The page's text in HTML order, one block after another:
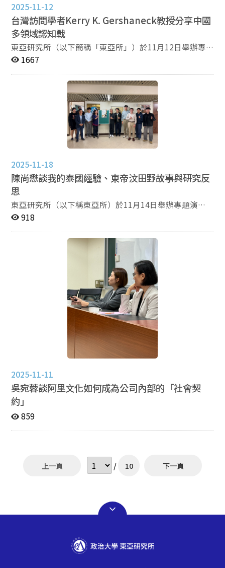
烈，參與的聽眾對於多元主義與關係性的知識架構抱持濃
厚興趣，未來東亞所會辦理更多類似講座活動，歡迎大家
踴躍報名參加。
稿的建議上，朱安之老師建議從撰寫語言思考，根據不同
的受眾，撰寫不同的文章目標；另外，在做研究的同時，
建議可以找尋相同興趣的研究者，透過加入研究社群並且
以3分鐘的自我研究介紹，幫助自己拓展人脈，也可以更
快找到有同樣研究興趣的人或者內容。演講過程當中，朱
安之老師介紹了「How to Write a Thesis」這本書，藉由
書本內容安排的時間，訓練自己在短時間組織研究內容，
有助於聚焦研究課題。 最後提問時間，聽眾詢問香港
有愈來愈多中國移民，他們進入香港基督教會之後，是否
會沖淡香港基督教會的色彩？朱安之老師回應，基督教在
香港有很多機構，也會有不同的語言溝通，而教會本身是
基督教的構成藍圖，不一定每個人每週會花時間聚會。另
有聽眾問起當博士生在入學多年後難以找回初心，是否能
況，懂得止損。如果沒有要繼續攻讀了、外面有好的工作
機會，衡量後止損也是一種方法。 本次演講過程非常
精彩，東亞所也將持續舉辦類似主題的專題講座，歡迎師
生密切關注東亞所公告的演講資訊。
代的「求富」；以及2000年至2023年的「求霸」。第一
階段的「求存」，是中國以各種理由拔除宗教的手段，對
內實施鎮壓，對外透過外交，藉由佛教作為媒介，謀取在
國際上被接納與認可，其中西藏的歸屬定位也急需在此階
段達成，以突破被國際孤立的態勢。 第二階段是「求
富」，從1980年代開始，劉宇光老師解釋在1980年代中
國群眾對佛教是陌生的（經歷了1964年以來的文革破
壞），從經濟的亂搞一通到改革開放，吸引發達國家投資
技術給改革開放後的中國，這些發達國家指的是日本、香
港等地。同時，也經由接觸日本佛教的偏右翼親台群體，
灌輸日本在二戰犯過的錯事並給予原諒，讓他們感到愧
疚。此外，中國在1980年代為打造中日韓的黃金紐帶，
同時藏權不穩的情況之下，中國要在東亞成為老大勢必得
過一帶一路與珍珠鍊計畫完成其外交霸權的目標。劉宇光
老師特別指出，中國藉由珍珠鍊計畫，將印度周邊的國家
吸納為親中的傾向，包含巴基斯坦、緬甸、斯里蘭卡等周
遭國家。此外，劉宇光老師也提出中國是佛教的「大
國」、「強國」與「新祖國」。所謂的大國是指中國的人
口基數大，屬於人口大國；強國是在藏傳佛教（達賴喇媽
影響力衰退）、上座部佛教（提升雲南上座部佛教的地
位）的部分具有影響力；新祖國是指中國才是佛教的新祖
國概念，印度已經是舊祖國了，因為印度已經沒有佛教。
間信仰跟道教方面有無更多的手段。劉宇光老師解釋，中
國統戰部在針對台灣道教的統戰方面遇到困難，因為台灣
的道教組織過於分散。因此，中國理解到建立系統的重要
性，邀請這些道士來訪，為他們設立祭壇，讓他們回去台
灣之後分享，藉此培養一個道教群體的聯盟。 本次演
講過程非常精彩，東亞所也將持續舉辦類似主題的專題講
座，歡迎師生密切關注東亞所公告的演講資訊。
2025-11-12
台灣訪問學者Kerry K. Gershaneck教授分享中國
多領域認知戰
東亞研究所（以下簡稱「東亞所」）於11月12日舉辦專
題演講，邀請台灣訪問學者Kerry K. Gershaneck教授，發
知戰）的英文專題演講，聚焦於中國近年強化認知戰的理
論與實踐，以及對台灣與其他國家的影響。此次演講由東
亞所教授黃瓊萩主持，吸引了本校各科系師生、專家學者
知戰」缺乏一致定義，未能清楚區分認知戰與傳統的資訊
作戰或心理作戰；而中國已將「認知領域」（cognitive
domain）視為繼陸、海、空、太空、電磁與網路之後的
思想，改變人們如何思考與行動。他強調，這並非新現
象，而是「政治戰」（political warfare）的一環。不同
的是，認知戰不再只 針對軍方或決策者，而是針對整個社
會。 Gershaneck接著說，中國近年積極發展「多領域認
知戰」，其特徵在於結合人工智慧、大數據分析、「神經
認知武器」（neurocognitive weapons）及演算法操控等
科技技術，透過推播、假訊息與深偽影像來說服、誤導及
重塑民眾的感知與判斷。這些手段不僅影響政治態度，更
改變人們的思維模式與對社會的信任。他舉例說，中國利
用 TikTok影響台灣年輕族群的國家認同；也可能在戰時
以人工智慧生成的深偽影像散布假訊息，如總統宣布投降
等內容，製造社會恐慌。這些策略皆屬於中共「認知戰」
共認知戰的主要試驗場。中共長期以假訊息、輿論操作及
經濟施壓等手段，試圖削弱台灣的社會信任與防衛意志。
他指出，中共的戰略目標在於讓台灣人在心裡先輸掉戰
爭。他警告，這種滲透往往在和平時期就已展開，最終在
戰爭爆發時會顯著削弱防衛決心與社會動員力。
（NeuroStrike）計畫。他說，這是一種利用聲波、微
波、雷射與電磁等技術干擾人類腦部功能的新型武器，旨
在削弱敵方的認知與判斷能力。他以美國的研究為例，這
類科技的發展挑戰了既有國際戰爭規範，其潛在影響深
遠。 在問答環節的提問，反映出不同國家的共同關切。
Gershaneck表示，中國認知戰的主要目標是維護中共政
中，在美國社會就很常見。面對中國在全球各地的認知
戰，Gershaneck 建議提升國際合作與警覺意識，並讚揚
授特邀的台北地方法院許法官許凱傑，在演講中及問答中
分享司法前線經驗，指出台灣社會在民主與人權意識高漲
都是一個循環。若判決過輕，會削弱民眾的威脅感。當社
會把中共的認知滲透視為言論自由的一部分而不加以防
1667
2025-11-18
陳尚懋談我的泰國經驗、東帝汶田野故事與研究反
思
東亞研究所（以下稱東亞所）於11月14日舉辦專題演
講，邀請佛光大學共行政與國際事務學系教授陳尚懋以
究反思」為題進行中文專題演講。本次演講由本所副教授
孫采薇老師主持，吸引本校和外校跨科系師生到場聆聽。
以新南向政策關注於東南亞地區，改變過去僅專注於經貿
方面的政策，轉為以人為本的雙向交流來建立出經濟共同
體意識。中國與美國也積極在東南亞競合，中國試圖奪取
東南亞地區的話語權，而美國則是透過關稅調停東南亞地
區的爭端。講者提到在現在美中競爭朝「競爭但不衝突」
的大格局下，東協國家的態度大多處於盡量不選邊站的情
況。而泰國位於東南亞地區的中心，其在兩強競爭的格局
下試圖擔任竹子外交的角色，其交通樞紐的地位使其在區
域政治中具有一定的角色。 接者講者分享自身泰國研究
的緣起與心得，並提到做泰國研究的甘苦談，像是語言的
挑戰、異國文化的差異體驗以及田野調查的經驗，此外也
與同學們分享在泰國田野的時間透過與同學的相處發現許
多有趣的經驗，也形成自身日後的研究方向。此外講者也
分享本次講座的另一個主題，在東帝汶田野的所見所聞，
向plus如何接納新成員(東帝汶)。 最後講者提到其自身
在泰國買房的體驗，透過自身的親身經歷一系列的流程來
國文化。在問答環節，師生就泰國買房、文化、政局以及
數位時代對泰國的影響提問並與講者交流。本次專題演講
於東南亞地區的研究收穫深刻。東亞所本學期將會繼續舉
辦相關領域的專題演講，歡迎師生密切關注東亞所公告的
918
2025-11-11
吳宛蓉談阿里文化如何成為公司內部的「社會契
約」
859
上一頁 / 10 下一頁